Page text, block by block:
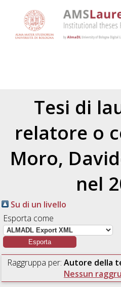
Tesi di
relatore o
Moro,
nel
Su di un livello
Esporta come
Raggruppa per: Autore della
Nessun